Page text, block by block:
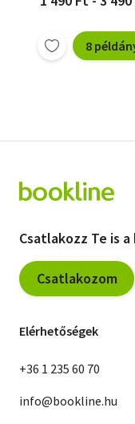
8
Csatlakozz Te is
Csatlakozom
Elérhetőségek
+36 1 235 60 70
info@bookline.hu